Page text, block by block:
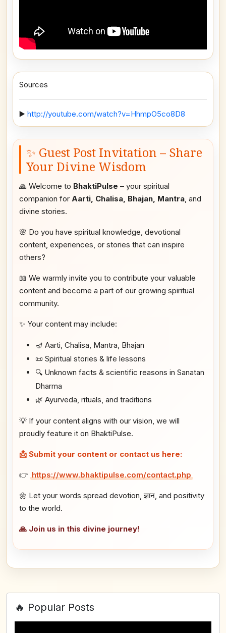
Sources
▶️ http://youtube.com/watch?v=HhmpO5co8D8
✨ Guest Post Invitation – Share
Your Divine Wisdom
🙏 Welcome to BhaktiPulse – your spiritual
companion for Aarti, Chalisa, Bhajan, Mantra, and
divine stories.
🌸 Do you have spiritual knowledge, devotional
content, experiences, or stories that can inspire
others?
📖 We warmly invite you to contribute your valuable
content and become a part of our growing spiritual
community.
✨ Your content may include:
🪔 Aarti, Chalisa, Mantra, Bhajan
📜 Spiritual stories & life lessons
🔍 Unknown facts & scientific reasons in Sanatan
Dharma
🌿 Ayurveda, rituals, and traditions
💡 If your content aligns with our vision, we will
proudly feature it on BhaktiPulse.
📩 Submit your content or contact us here:
👉 https://www.bhaktipulse.com/contact.php
🌼 Let your words spread devotion, ज्ञान, and positivity
to the world.
🙏 Join us in this divine journey!
🔥 Popular Posts